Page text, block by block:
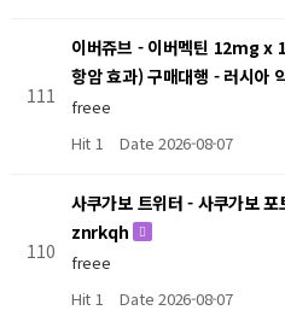
111
이버쥬브 - 이버멕틴 12mg x
항암 효과) 구매대행 - 러시아
freee
Hit 1
Date 2026-08-07
110
사쿠가보 트위터 - 사쿠가보
znrkqh
freee
Hit 1
Date 2026-08-07